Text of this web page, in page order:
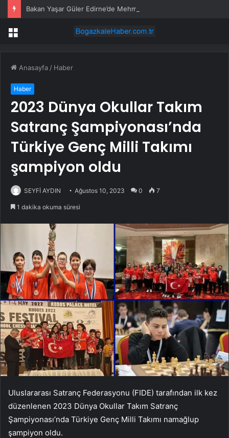
Bakan Yaşar Güler Edirne’de Mehmetçikle Bayramlaştı
Menü
Anasayfa / Haber
Haber
2023 Dünya Okullar Takım
Satranç Şampiyonası’nda
Türkiye Genç Milli Takımı
şampiyon oldu
SEYFİ AYDIN Ağustos 10, 2023 0 7
1 dakika okuma süresi
Uluslararası Satranç Federasyonu (FIDE) tarafından ilk kez
düzenlenen 2023 Dünya Okullar Takım Satranç
Şampiyonası’nda Türkiye Genç Milli Takımı namağlup
şampiyon oldu.